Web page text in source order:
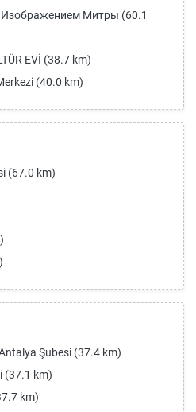
Митры (60.1
EVİ (38.7 km)
(40.0 km)
(67.0 km)
Şubesi (37.4 km)
(37.1 km)
km)